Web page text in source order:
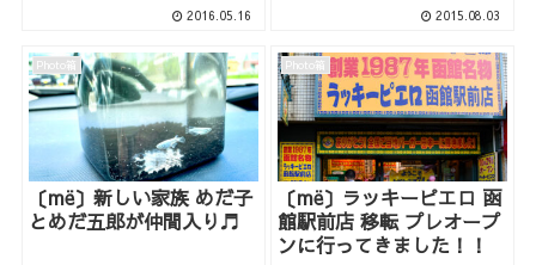
2016.05.16 2015.08.03
Photo箱
〔më〕新しい家族 めだ子
とめだ五郎が仲間入り♬
Photo箱
〔më〕ラッキーピエロ 函
館駅前店 移転 プレオープ
ンに行ってきました！！